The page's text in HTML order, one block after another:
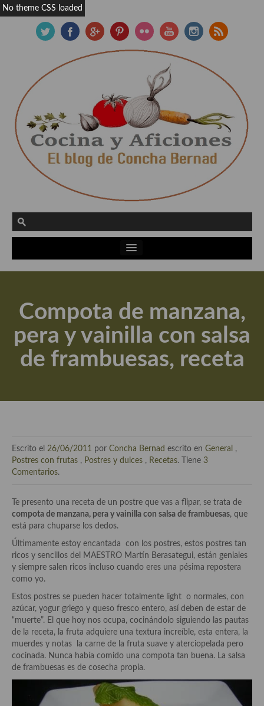
Actualidad y recomendaciones
Apuntes, estudios sobre temas interesantes e importantes
Aceite de Oliva Virgen Extra (AOVE)
Recetas maridadas con los mejores AOVES
Tiendas especiales
Especias, hierbas, condimentos, espesantes y aditivos
Historia de la gastronomía, platos celebres, cocineros, críticos,
historias culinarias y otras cosas
Origen y evolución de la comida
Ocio – restaurantes, bares, tabernas
Viajes eno-gastro-turísticos
En El Candelero
Las opiniones de la «Cocinera»
Compota de manzana,
pera y vainilla con salsa
de frambuesas, receta
Escrito el 26/06/2011 por Concha Bernad escrito en General
,
Postres con frutas , Postres y dulces , Recetas. Tiene 3
Comentarios.
Te presento una receta de un postre que vas a flipar, se trata de
compota de manzana, pera y vainilla con salsa de frambuesas, que
está para chuparse los dedos.
Últimamente estoy encantada con los postres, estos postres tan
ricos y sencillos del MAESTRO Martín Berasategui, están geniales
y siempre salen ricos incluso cuando eres una pésima repostera
como yo.
Estos postres se pueden hacer totalmente light o normales, con
azúcar, yogur griego y queso fresco entero, así deben de estar de
“muerte”. El que hoy nos ocupa, cocinándolo siguiendo las pautas
de la receta, la fruta adquiere una textura increíble, esta entera, la
muerdes y notas la carne de la fruta suave y aterciopelada pero
cocinada. Nunca había comido una compota tan buena. La salsa
de frambuesas es de cosecha propia.
No theme CSS loaded